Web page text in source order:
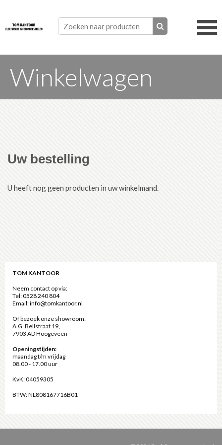
Winkelwagen
Uw bestelling
U heeft nog geen producten in uw winkelmand.
TOM KANTOOR
Neem contact op via:
Tel:0528 240 804
Email:info@tomkantoor.nl
Of bezoek onze showroom:
A.G. Bellstraat 19,
7903 AD Hoogeveen
Openingstijden:
maandag t/m vrijdag
08.00 - 17.00 uur
KvK: 04059305
BTW: NL808167716B01